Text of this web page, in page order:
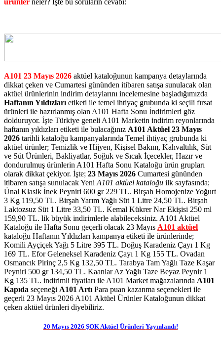
ürünler neler? İşte bu soruların cevabı:
A101 23 Mayıs 2026 aktüel kataloğunun kampanya detaylarında
dikkat çeken ve Cumartesi gününden itibaren satışa sunulacak olan
aktüel ürünlerinin indirim detaylarını incelemesine başladığımızda
Haftanın Yıldızları etiketi ile temel ihtiyaç grubunda ki seçili fırsat
ürünleri ile hazırlanmış olan A101 Hafta Sonu İndirimleri göz
dolduruyor. İşte Türkiye geneli A101 Marketin indirim reyonlarında
haftanın yıldızları etiketi ile bulacağınız A101 Aktüel 23 Mayıs
2026 tarihli kataloğu kampanyalarında Temel ihtiyaç grubunda ki
aktüel ürünler; Temizlik ve Hijyen, Kişisel Bakım, Kahvaltılık, Süt
ve Süt Ürünleri, Bakliyatlar, Soğuk ve Sıcak İçecekler, Hazır ve
dondurulmuş ürünlerin A101 Hafta Sonu Kataloğu ürün grupları
olarak dikkat çekiyor. İşte; 23 Mayıs 2026 Cumartesi gününden
itibaren satışa sunulacak Yeni A101 aktüel kataloğu ilk sayfasında;
Ünal Klasik İnek Peyniri 600 gr 229 TL. Birşah Homojenize Yoğurt
3 Kg 119,50 TL. Birşah Yarım Yağlı Süt 1 Litre 24,50 TL. Birşah
Laktozsuz Süt 1 Litre 33,50 TL. Kemal Kükrer Nar Ekişisi 250 ml
159,90 TL. lik büyük indirimlerle alabileceksiniz. A101 Aktüel
Kataloğu ile Hafta Sonu geçerli olacak 23 Mayıs A101 aktüel
kataloğu Haftanın Yıldızları kampanya etiketi ile ürünlerinde;
Komili Ayçiçek Yağı 5 Litre 395 TL. Doğuş Karadeniz Çayı 1 Kg
169 TL. Efor Geleneksel Karadeniz Çayı 1 Kg 155 TL. Ovadan
Osmancık Pirinç 2,5 Kg 132,50 TL. Tarabya Tam Yağlı Taze Kaşar
Peyniri 500 gr 134,50 TL. Kaanlar Az Yağlı Taze Beyaz Peynir 1
Kg 135 TL. indirimli fiyatları ile A101 Market mağazalarında A101
Kapıda seçeneği A101 Artı Para puan kazanma seçenekleri ile
geçerli 23 Mayıs 2026 A101 Aktüel Ürünler Kataloğunun dikkat
çeken aktüel ürünleri diyebiliriz.
20 Mayıs 2026 ŞOK Aktüel Ürünleri Yayınlandı!